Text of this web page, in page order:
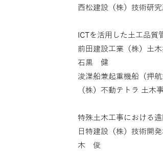
西松建設（株）技術研
ICTを活用した土工品質
前田建設工業（株）土
石黒 健
浚渫船兼起重機船（押
（株）不動テトラ 土
特殊土木工事における
日特建設（株）技術開
木 俊